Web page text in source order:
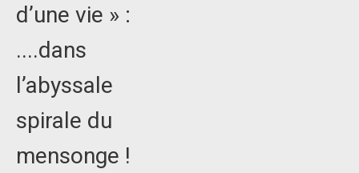
d’une vie » :
....dans
l’abyssale
spirale du
mensonge !